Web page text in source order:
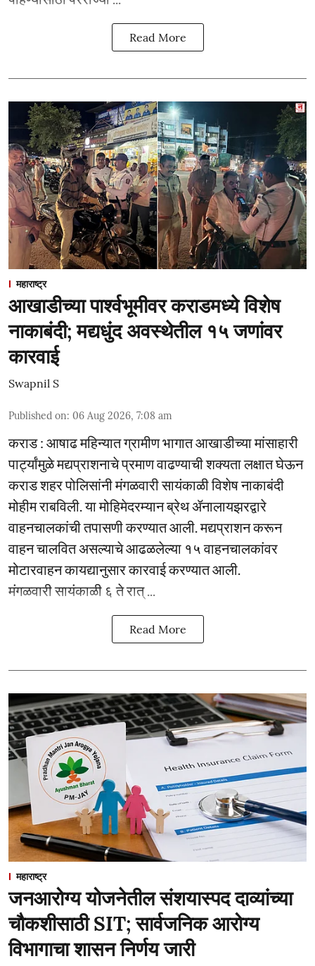
Read More
महाराष्ट्र
आखाडीच्या पार्श्वभूमीवर कराडमध्ये विशेष
नाकाबंदी; मद्यधुंद अवस्थेतील १५ जणांवर
कारवाई
Swapnil S
Published on: 06 Aug 2026, 7:08 am
कराड : आषाढ महिन्यात ग्रामीण भागात आखाडीच्या मांसाहारी
पार्ट्यांमुळे मद्यप्राशनाचे प्रमाण वाढण्याची शक्यता लक्षात घेऊन
कराड शहर पोलिसांनी मंगळवारी सायंकाळी विशेष नाकाबंदी
मोहीम राबविली. या मोहिमेदरम्यान ब्रेथ ॲनालायझरद्वारे
वाहनचालकांची तपासणी करण्यात आली. मद्यप्राशन करून
वाहन चालवित असल्याचे आढळलेल्या १५ वाहनचालकांवर
मोटारवाहन कायद्यानुसार कारवाई करण्यात आली.
मंगळवारी सायंकाळी ६ ते रात् ...
Read More
महाराष्ट्र
जनआरोग्य योजनेतील संशयास्पद दाव्यांच्या
चौकशीसाठी SIT; सार्वजनिक आरोग्य
विभागाचा शासन निर्णय जारी